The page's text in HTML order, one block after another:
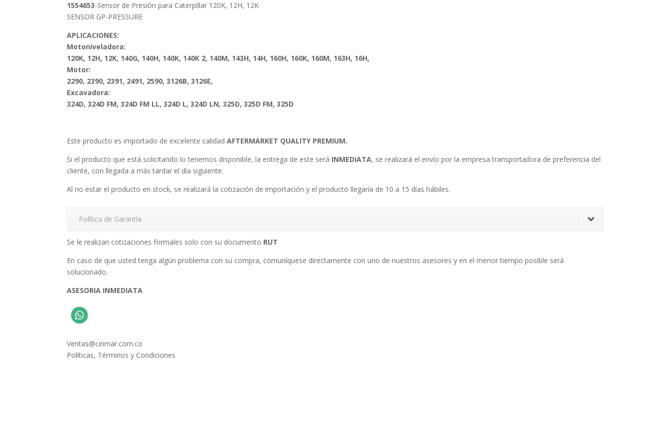
1554653-Sensor de Presiòn para Caterpillar 120K, 12H, 12K
SENSOR GP-PRESSURE
APLICACIONES:
Motoniveladora:
120K, 12H, 12K, 140G, 140H, 140K, 140K 2, 140M, 143H, 14H, 160H, 160K, 160M, 163H, 16H,
Motor:
2290, 2390, 2391, 2491, 2590, 3126B, 3126E,
Excavadora:
324D, 324D FM, 324D FM LL, 324D L, 324D LN, 325D, 325D FM, 325D
Este producto es importado de excelente calidadAFTERMARKET QUALITY PREMIUM.
Si el producto que está solicitando lo tenemos disponible, la entrega de este será INMEDIATA, se realizará el envío por la empresa transportadora de preferencia del
cliente, con llegada a más tardar el día siguiente.
Al no estar el producto en stock, se realizará la cotización de importación y el producto llegaría de 10 a 15 días hábiles.
Política de Garantía
Se le realizan cotizaciones formales solo con su documento RUT
En caso de que usted tenga algún problema con su compra, comuníquese directamente con uno de nuestros asesores y en el menor tiempo posible será
solucionado.
ASESORIA INMEDIATA
Ventas@ceimar.com.co
Políticas, Términos y Condiciones